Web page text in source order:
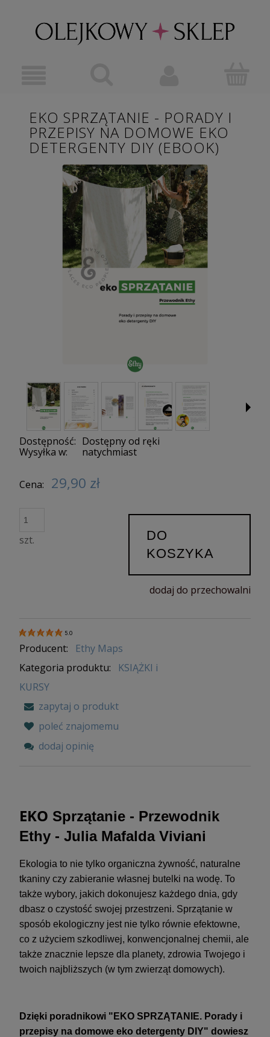
EKO SPRZĄTANIE - PORADY I
PRZEPISY NA DOMOWE EKO
DETERGENTY DIY (EBOOK)
Dostępność: Dostępny od ręki
Wysyłka w:
natychmiast
Cena: 29,90 zł
szt.
DO
KOSZYKA
dodaj do przechowalni
5.0
Producent:
Ethy Maps
Kategoria produktu:
KSIĄŻKI i
KURSY
zapytaj o produkt
poleć znajomemu
dodaj opinię
EKO Sprzątanie - Przewodnik
Ethy - Julia Mafalda Viviani
Ekologia to nie tylko organiczna żywność, naturalne
tkaniny czy zabieranie własnej butelki na wodę. To
także wybory, jakich dokonujesz każdego dnia, gdy
dbasz o czystość swojej przestrzeni. Sprzątanie w
sposób ekologiczny jest nie tylko równie efektowne,
co z użyciem szkodliwej, konwencjonalnej chemii, ale
także znacznie lepsze dla planety, zdrowia Twojego i
twoich najbliższych (w tym zwierząt domowych).
Dzięki poradnikowi "EKO SPRZĄTANIE. Porady i
przepisy na domowe eko detergenty DIY" dowiesz